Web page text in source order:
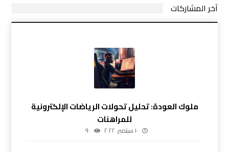
آخر المشاركات
ملوك العودة: تحليل تحولات الرياضات الإلكترونية
للمراهنات
١٠ سبتمبر، ٢٠٢٢ ٩٠